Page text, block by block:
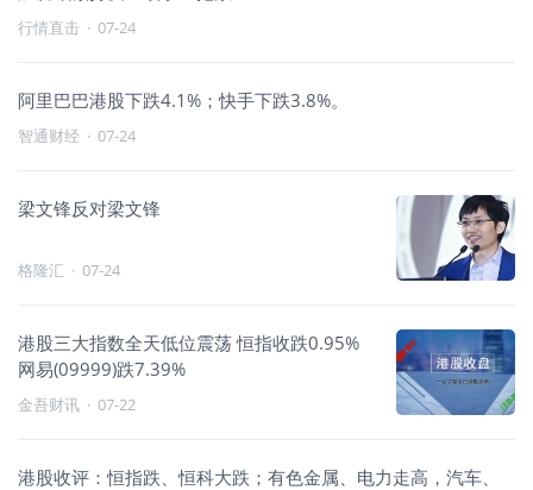
行情直击 · 07-24
阿里巴巴港股下跌4.1%；快手下跌3.8%。
智通财经 · 07-24
梁文锋反对梁文锋
格隆汇 · 07-24
港股三大指数全天低位震荡 恒指收跌0.95%
网易(09999)跌7.39%
金吾财讯 · 07-22
港股收评：恒指跌、恒科大跌；有色金属、电力走高，汽车、